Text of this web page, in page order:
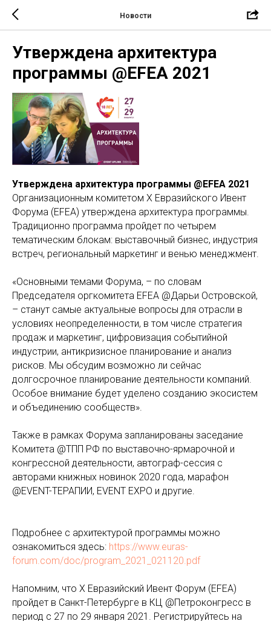
Новости
Утверждена архитектура
программы @EFEA 2021
Утверждена архитектура программы @EFEA 2021
Организационным комитетом X Евразийского Ивент
Форума (EFEA) утверждена архитектура программы.
Традиционно программа пройдет по четырем
тематическим блокам: выставочный бизнес, индустрия
встреч, региональный маркетинг и венью менеджмент.
«Основными темами Форума, – по словам
Председателя оргкомитета EFEA @Дарьи Островской,
– станут самые актуальные вопросы для отрасли в
условиях неопределенности, в том числе стратегия
продаж и маркетинг, цифровизация событийной
индустрии, антикризисное планирование и анализ
рисков. Мы обсудим возможно ли сейчас
долгосрочное планирование деятельности компаний.
Особое внимание будет уделено созданию экосистем
и объединению сообществ».
Также в рамках Форума запланированы заседание
Комитета @ТПП РФ по выставочно-ярмарочной и
конгрессной деятельности, автограф-сессия с
авторами книжных новинок 2020 года, марафон
@EVENT-ТЕРАПИИ, EVENT EXPO и другие.
Подробнее с архитектурой программы можно
ознакомиться здесь: https://www.euras-
forum.com/doc/program_2021_021120.pdf
Напомним, что X Евразийский Ивент Форум (EFEA)
пройдет в Санкт-Петербурге в КЦ @Петроконгресс в
период с 27 по 29 января 2021. Регистрируйтесь на